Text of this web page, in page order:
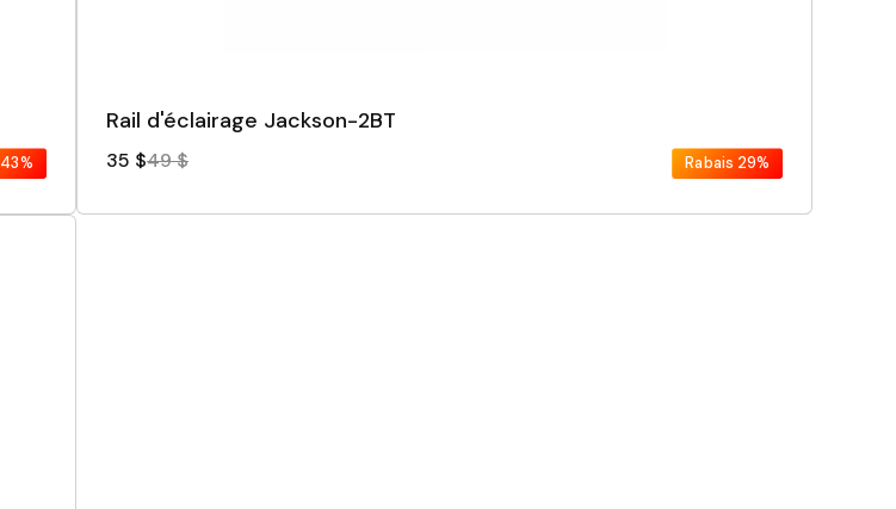
43%
Rail d'éclairage Jackson-2BT
35 $49 $ Rabais 29%